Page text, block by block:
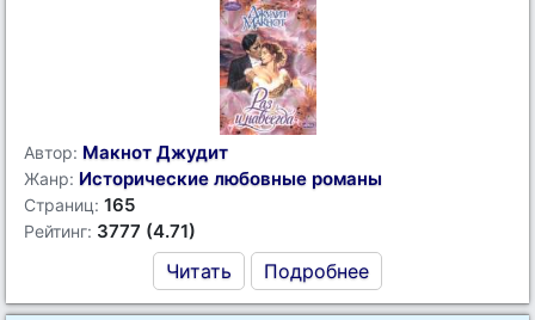
Автор: Макнот Джудит
Жанр: Исторические любовные романы
Страниц: 165
Рейтинг: 3777 (4.71)
Читать Подробнее